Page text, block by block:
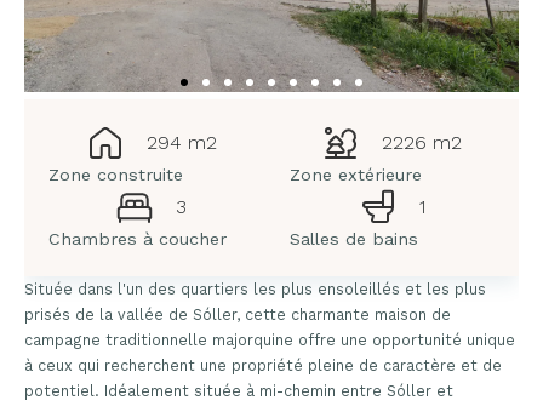
294 m2
Zone construite
2226 m2
Zone extérieure
3
Chambres à coucher
1
Salles de bains
Située dans l'un des quartiers les plus ensoleillés et les plus
prisés de la vallée de Sóller, cette charmante maison de
campagne traditionnelle majorquine offre une opportunité unique
à ceux qui recherchent une propriété pleine de caractère et de
potentiel. Idéalement située à mi-chemin entre Sóller et